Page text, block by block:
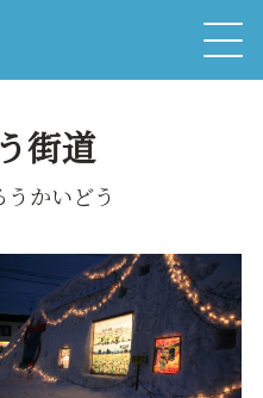
街道
かいどう